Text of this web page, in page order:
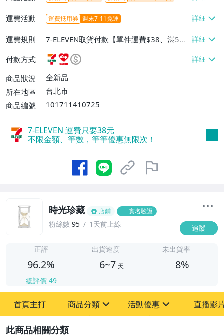
運費活動 運費抵用券 週末7-11免運
運費規則
7-ELEVEN取貨付款【單件運費$38、滿5件
或消費滿$1298免運費】、7-ELEVEN取貨
不付款【免運費】、萊爾富取貨付款【單件
運費$60、滿5件或消費滿$1298免運
費】、宅配/貨運【單件運費$120、滿5件
付款方式
商品狀況
全新品
所在地區
台北市
商品編號
101711410725
7-ELEVEN 運費只要38元
不限金額、筆數，筆筆優惠無限次！
時光珍藏 店鋪 實名驗證
粉絲數 95 1天前上線 追蹤
正評
96.2%
總評價 49
出貨速度
6~7 天
未出貨率
8%
首頁主打 商品分類
其它
活動優惠
[全店] 粉絲專享
直播影